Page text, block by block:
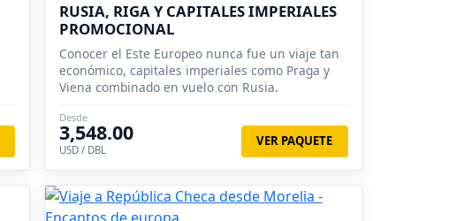
RUSIA, RIGA Y CAPITALES IMPERIALES
PROMOCIONAL
Conocer el Este Europeo nunca fue un viaje tan
económico, capitales imperiales como Praga y
Viena combinado en vuelo con Rusia.
Desde
3,548.00
USD / DBL
VER PAQUETE